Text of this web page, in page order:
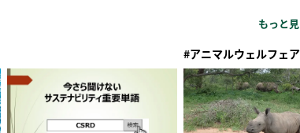
もっと
#アニマルウェルフェア